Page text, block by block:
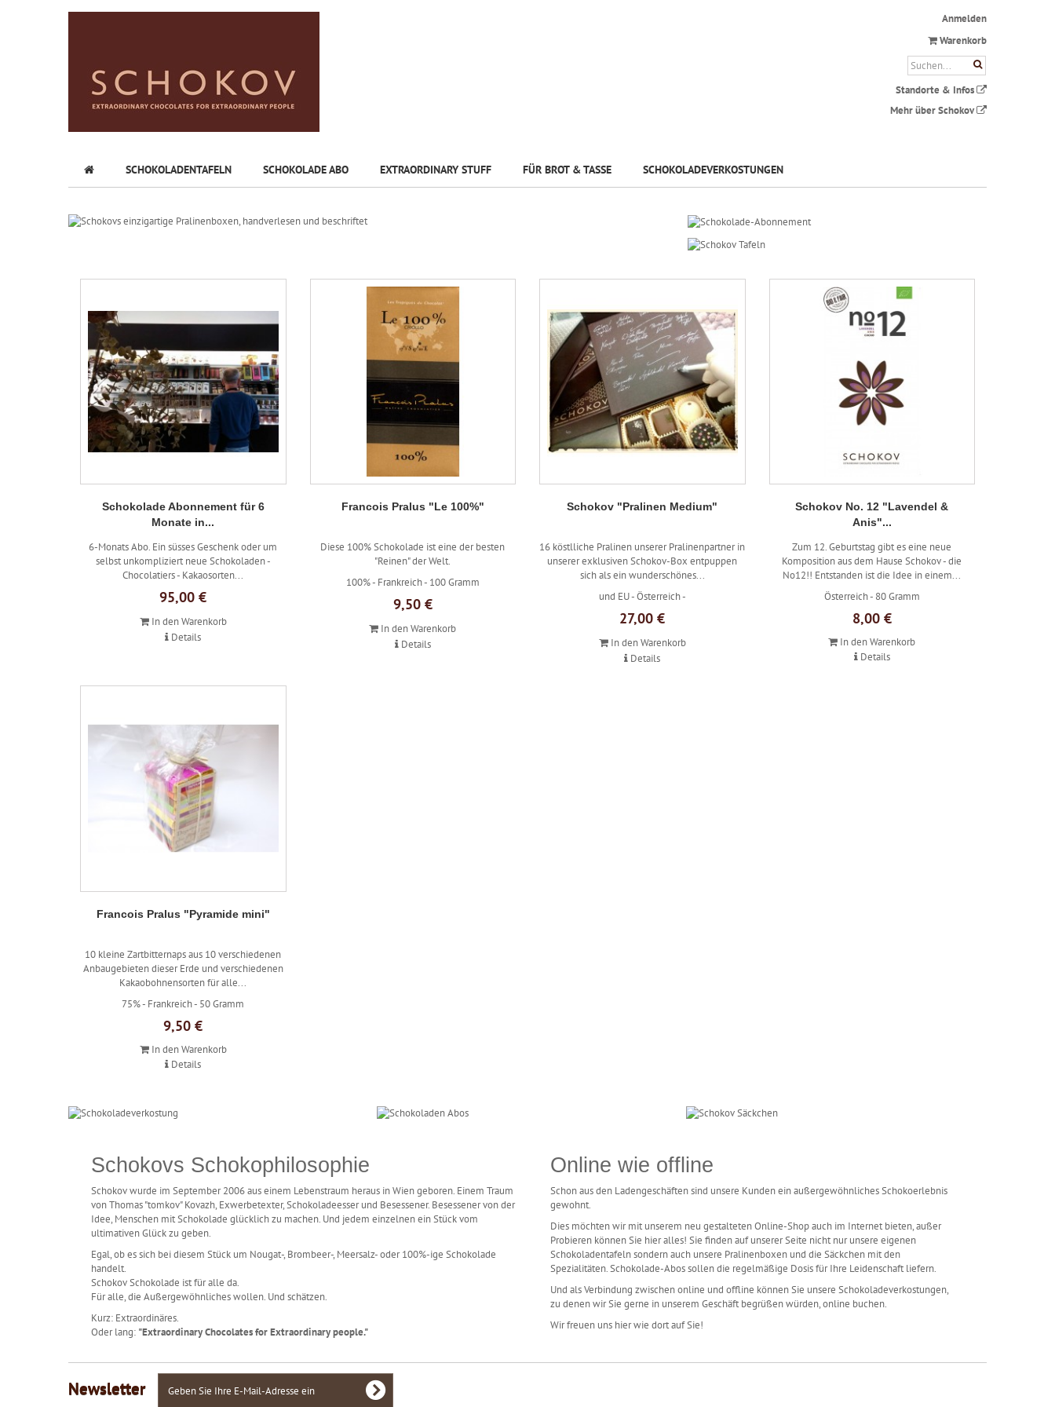
Anmelden
Warenkorb
Standorte & Infos
Mehr über Schokov
SCHOKOLADENTAFELN SCHOKOLADE ABO EXTRAORDINARY STUFF FÜR BROT & TASSE SCHOKOLADEVERKOSTUNGEN
Schokovs einzigartige Pralinenboxen
handverlesen und beschriftet
Schokolade Abonnement für 6
Monate in...
6-Monats Abo. Ein süsses Geschenk oder um
selbst unkompliziert neue Schokoladen -
Chocolatiers - Kakaosorten...
95,00 €
In den Warenkorb
Details
Francois Pralus "Le 100%"
Diese 100% Schokolade ist eine der besten
"Reinen" der Welt.
100% - Frankreich - 100 Gramm
9,50 €
In den Warenkorb
Details
Schokov "Pralinen Medium"
16 köstlliche Pralinen unserer Pralinenpartner in
unserer exklusiven Schokov-Box entpuppen
sich als ein wunderschönes...
und EU -Österreich -
27,00 €
In den Warenkorb
Details
Schokov No. 12 "Lavendel &
Anis"...
Zum 12. Geburtstag gibt es eine neue
Komposition aus dem Hause Schokov - die
No12!! Entstanden ist die Idee in einem...
Österreich - 80 Gramm
8,00 €
In den Warenkorb
Details
Francois Pralus "Pyramide mini"
10 kleine Zartbitternaps aus 10 verschiedenen
Anbaugebieten dieser Erde und verschiedenen
Kakaobohnensorten für alle...
75% - Frankreich - 50 Gramm
9,50 €
In den Warenkorb
Details
Schokovs Schokophilosophie
Schokov wurde im September 2006 aus einem Lebenstraum heraus in Wien geboren. Einem Traum
von Thomas "tomkov" Kovazh, Exwerbetexter, Schokoladeesser und Besessener. Besessener von der
Idee, Menschen mit Schokolade glücklich zu machen. Und jedem einzelnen ein Stück vom
ultimativen Glück zu geben.
Egal, ob es sich bei diesem Stück um Nougat-, Brombeer-, Meersalz- oder 100%-ige Schokolade
handelt.
Schokov Schokolade ist für alle da.
Für alle, die Außergewöhnliches wollen. Und schätzen.
Kurz: Extraordinäres.
Oder lang: "Extraordinary Chocolates for Extraordinary people."
Online wie offline
Schon aus den Ladengeschäften sind unsere Kunden ein außergewöhnliches Schokoerlebnis
gewohnt.
Dies möchten wir mit unserem neu gestalteten Online-Shop auch im Internet bieten, außer
Probieren können Sie hier alles! Sie finden auf unserer Seite nicht nur unsere eigenen
Schokoladentafeln sondern auch unsere Pralinenboxen und die Säckchen mit den
Spezialitäten. Schokolade-Abos sollen die regelmäßige Dosis für Ihre Leidenschaft liefern.
Und als Verbindung zwischen online und offline können Sie unsere Schokoladeverkostungen,
zu denen wir Sie gerne in unserem Geschäft begrüßen würden, online buchen.
Wir freuen uns hier wie dort auf Sie!
Newsletter